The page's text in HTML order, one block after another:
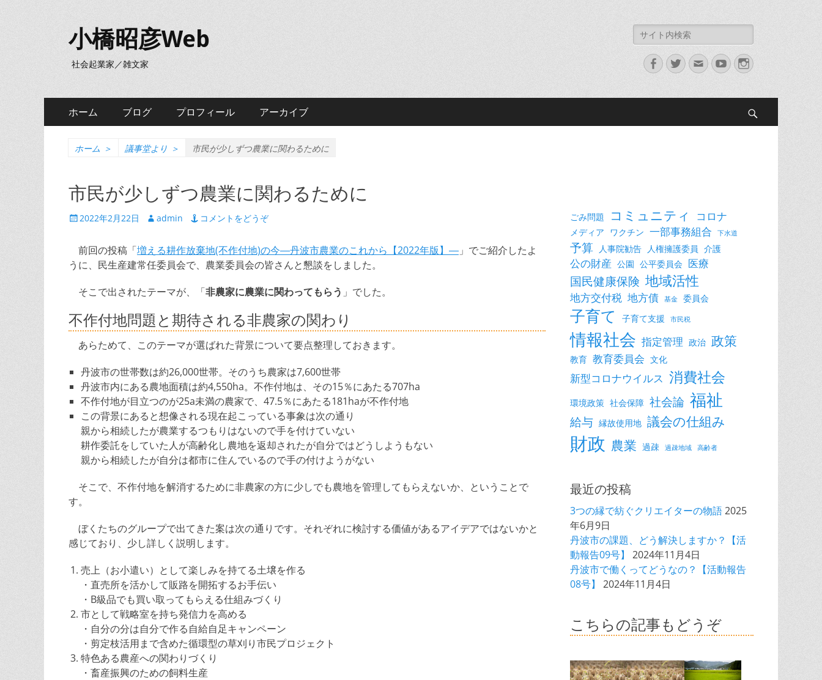
小橋昭彦Web
社会起業家／雑文家
検
索:
Facebook
Twitter
メ
ー
YouTubeInstagram
メ
イ
ニ
ュ
ホーム ブログ プロフィール アーカイブ
ホーム ＞ 議事堂より ＞ 市民が少しずつ農業に関わるために
市民が少しずつ農業に関わるために
投 2022年2月22日
投
者
admin コメントをどうぞ
前回の投稿「増える耕作放棄地(不作付地)の今―丹波市農業のこれから【2022年版】― 」でご紹介したよ
うに、民生産建常任委員会で、農業委員会の皆さんと懇談をしました。
そこで出されたテーマが、「非農家に農業に関わってもらう 」でした。
不作付地問題と期待される非農家の関わり
あらためて、このテーマが選ばれた背景について要点整理しておきます。
丹波市の世帯数は約26,000世帯。そのうち農家は7,600世帯
丹波市内にある農地面積は約4,550ha。不作付地は、その15％にあたる707ha
不作付地が目立つのが25a未満の農家で、47.5％にあたる181haが不作付地
この背景にあると想像される現在起こっている事象は次の通り
親から相続したが農業するつもりはないので手を付けていない
耕作委託をしていた人が高齢化し農地を返却されたが自分ではどうしようもない
親から相続したが自分は都市に住んでいるので手の付けようがない
そこで、不作付地を解消するために非農家の方に少しでも農地を管理してもらえないか、ということで
す。
ぼくたちのグループで出てきた案は次の通りです。それぞれに検討する価値があるアイデアではないかと
感じており、少し詳しく説明します。
売上（お小遣い）として楽しみを持てる土壌を作る
・直売所を活かして販路を開拓するお手伝い
・B級品でも買い取ってもらえる仕組みづくり
市として戦略室を持ち発信力を高める
・自分の分は自分で作る自給自足キャンペーン
・剪定枝活用まで含めた循環型の草刈り市民プロジェクト
特色ある農産への関わりづくり
・畜産振興のための飼料生産
ごみ問題 コミュニティ コロナ
メディア ワクチン 一部事務組合 下水道
予算 人事院勧告 人権擁護委員 介護
公の財産 公園 公平委員会 医療
国民健康保険 地域活性
地方交付税 地方債 基金 委員会
子育て 子育て支援 市民税
情報社会 指定管理 政治 政策
教育 教育委員会 文化
新型コロナウイルス 消費社会
環境政策 社会保障 社会論 福祉
給与 縁故使用地 議会の仕組み
財政 農業 過疎 過疎地域 高齢者
最近の投稿
3つの縁で紡ぐクリエイターの物語2025
年6月9日
丹波市の課題、どう解決しますか？【活
動報告09号】
2024年11月4日
丹波市で働くってどうなの？【活動報告
08号】
2024年11月4日
こちらの記事もどうぞ